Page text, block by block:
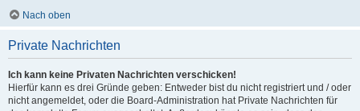
Nach oben
Private Nachrichten
Ich kann keine Privaten Nachrichten verschicken!
Hierfür kann es drei Gründe geben: Entweder bist du nicht registriert und / oder
nicht angemeldet, oder die Board-Administration hat Private Nachrichten für